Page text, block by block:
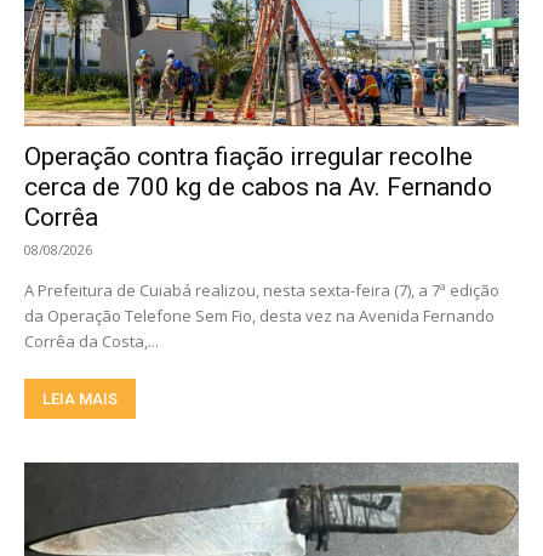
Operação contra fiação irregular recolhe
cerca de 700 kg de cabos na Av. Fernando
Corrêa
08/08/2026
A Prefeitura de Cuiabá realizou, nesta sexta-feira (7), a 7ª edição
da Operação Telefone Sem Fio, desta vez na Avenida Fernando
Corrêa da Costa,...
LEIA MAIS